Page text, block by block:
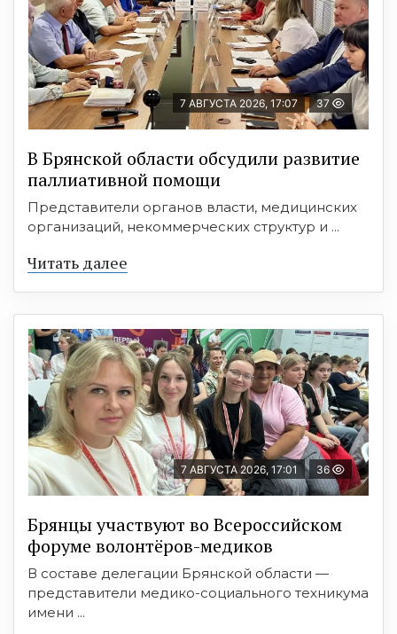
7 АВГУСТА 2026, 17:07 37
В Брянской области обсудили развитие
паллиативной помощи
Представители органов власти, медицинских
организаций, некоммерческих структур и ...
Читать далее
7 АВГУСТА 2026, 17:01 36
Брянцы участвуют во Всероссийском
форуме волонтёров-медиков
В составе делегации Брянской области —
представители медико-социального техникума
имени ...